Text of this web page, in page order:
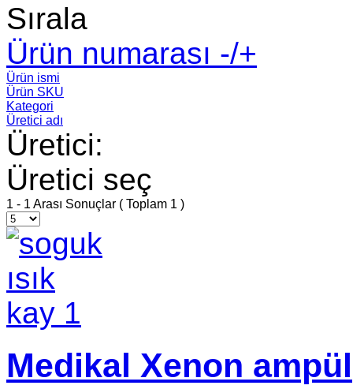
Sırala
Ürün numarası -/+
Ürün ismi
Ürün SKU
Kategori
Üretici adı
Üretici:
Üretici seç
1 - 1 Arası Sonuçlar ( Toplam 1 )
Medikal Xenon ampül